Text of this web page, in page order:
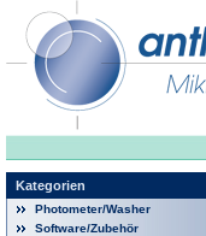
Kategorien
Photometer/Washer
Software/Zubehör